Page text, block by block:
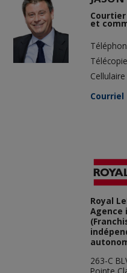
et
Courriel
Royal
Agence
263-C